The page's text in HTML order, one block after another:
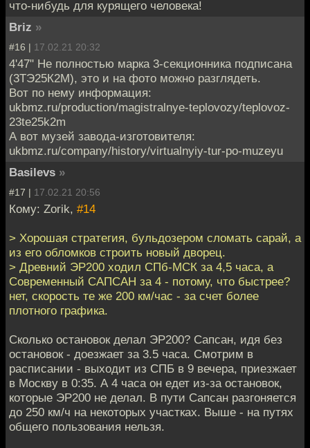
что-нибудь для курящего человека!
Briz »
#16 | 17.02.21 20:32
4'47" Не полностью марка 3-секционника подписана
(3ТЭ25К2М), это и на фото можно разглядеть.
Вот по нему информация:
ukbmz.ru/production/magistralnye-teplovozy/teplovoz-
23te25k2m
А вот музей завода-изготовителя:
ukbmz.ru/company/history/virtualnyiy-tur-po-muzeyu
Basilevs »
#17 | 17.02.21 20:56
Кому: Zorik, #14
> Хорошая стратегия, бульдозером сломать сарай, а
из его обломков строить новый дворец.
> Древний ЭР200 ходил СПб-МСК за 4,5 часа, а
Современный САПСАН за 4 - потому, что быстрее?
нет, скорость те же 200 км/час - за счет более
плотного графика.
Сколько остановок делал ЭР200? Сапсан, идя без
остановок - доезжает за 3.5 часа. Смотрим в
расписании - выходит из СПБ в 9 вечера, приезжает
в Москву в 0:35. А 4 часа он едет из-за остановок,
которые ЭР200 не делал. В пути Сапсан разгоняется
до 250 км/ч на некоторых участках. Выше - на путях
общего пользования нельзя.